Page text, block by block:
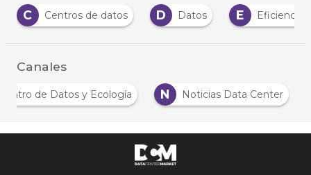
Centros de datos Datos Eficiencia
Canales
Centro de Datos y Ecología N Noticias Data Center